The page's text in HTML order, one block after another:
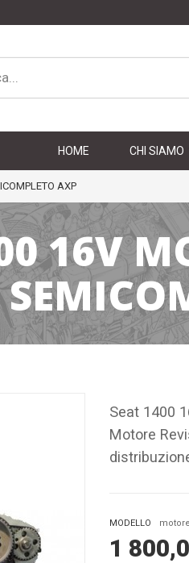
HOME CHI SIAMO
AXP
16V
Seat 1400
Motore
MODELLO
1